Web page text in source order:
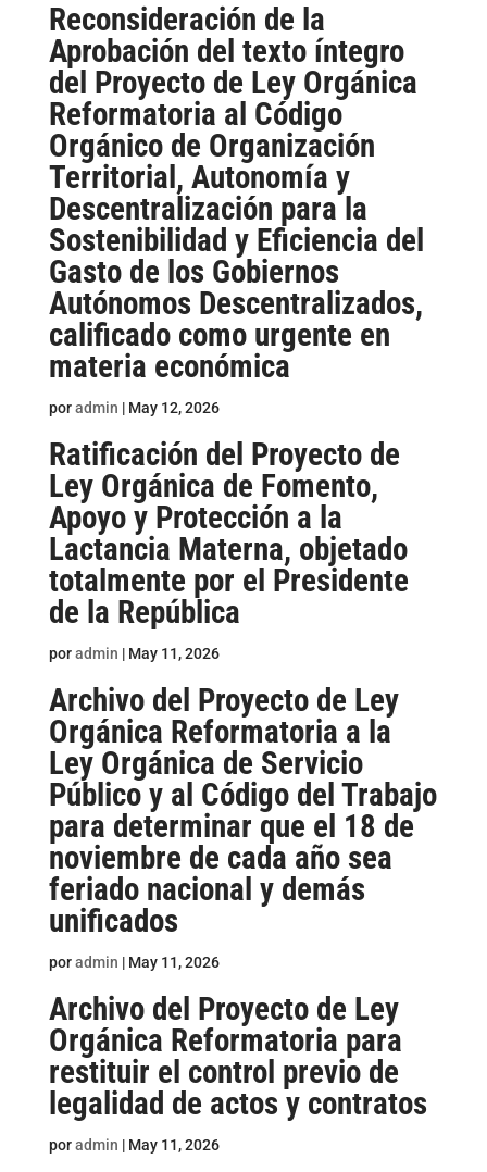
Reconsideración de la
Aprobación del texto íntegro
del Proyecto de Ley Orgánica
Reformatoria al Código
Orgánico de Organización
Territorial, Autonomía y
Descentralización para la
Sostenibilidad y Eficiencia del
Gasto de los Gobiernos
Autónomos Descentralizados,
calificado como urgente en
materia económica
poradmin | May 12, 2026
Ratificación del Proyecto de
Ley Orgánica de Fomento,
Apoyo y Protección a la
Lactancia Materna, objetado
totalmente por el Presidente
de la República
poradmin | May 11, 2026
Archivo del Proyecto de Ley
Orgánica Reformatoria a la
Ley Orgánica de Servicio
Público y al Código del Trabajo
para determinar que el 18 de
noviembre de cada año sea
feriado nacional y demás
unificados
poradmin | May 11, 2026
Archivo del Proyecto de Ley
Orgánica Reformatoria para
restituir el control previo de
legalidad de actos y contratos
poradmin | May 11, 2026